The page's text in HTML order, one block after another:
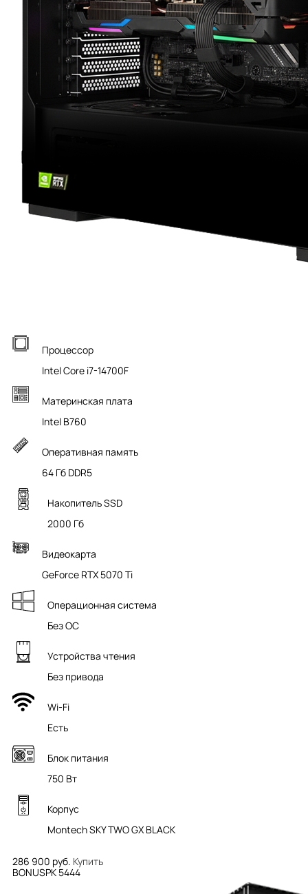
Процессор
Intel Core i7-14700F
Материнская плата
Intel B760
Оперативная память
64 Гб DDR5
Накопитель SSD
2000 Гб
Видеокарта
GeForce RTX 5070 Ti
Операционная система
Без ОС
Устройства чтения
Без привода
Wi-Fi
Есть
Блок питания
750 Вт
Корпус
Montech SKY TWO GX BLACK
286 900 руб. Купить
BONUSPK 5444